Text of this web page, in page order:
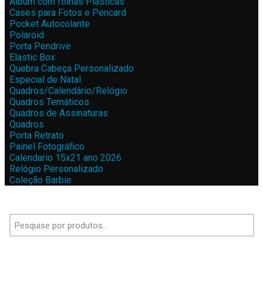
Cases para Fotos e Pencard
Pocket Autocolante
Polaroid
Porta Pendrive
Elastic Box
Quebra Cabeça Personalizado
Especial de Natal
Quadros/Calendário/Relógio
Quadros Temáticos
Quadros de Assinaturas
Quadros
Porta Retrato
Painel Fotográfico
Calendario 15x21 ano 2026
Relógio Personalizado
Coleção Barbie